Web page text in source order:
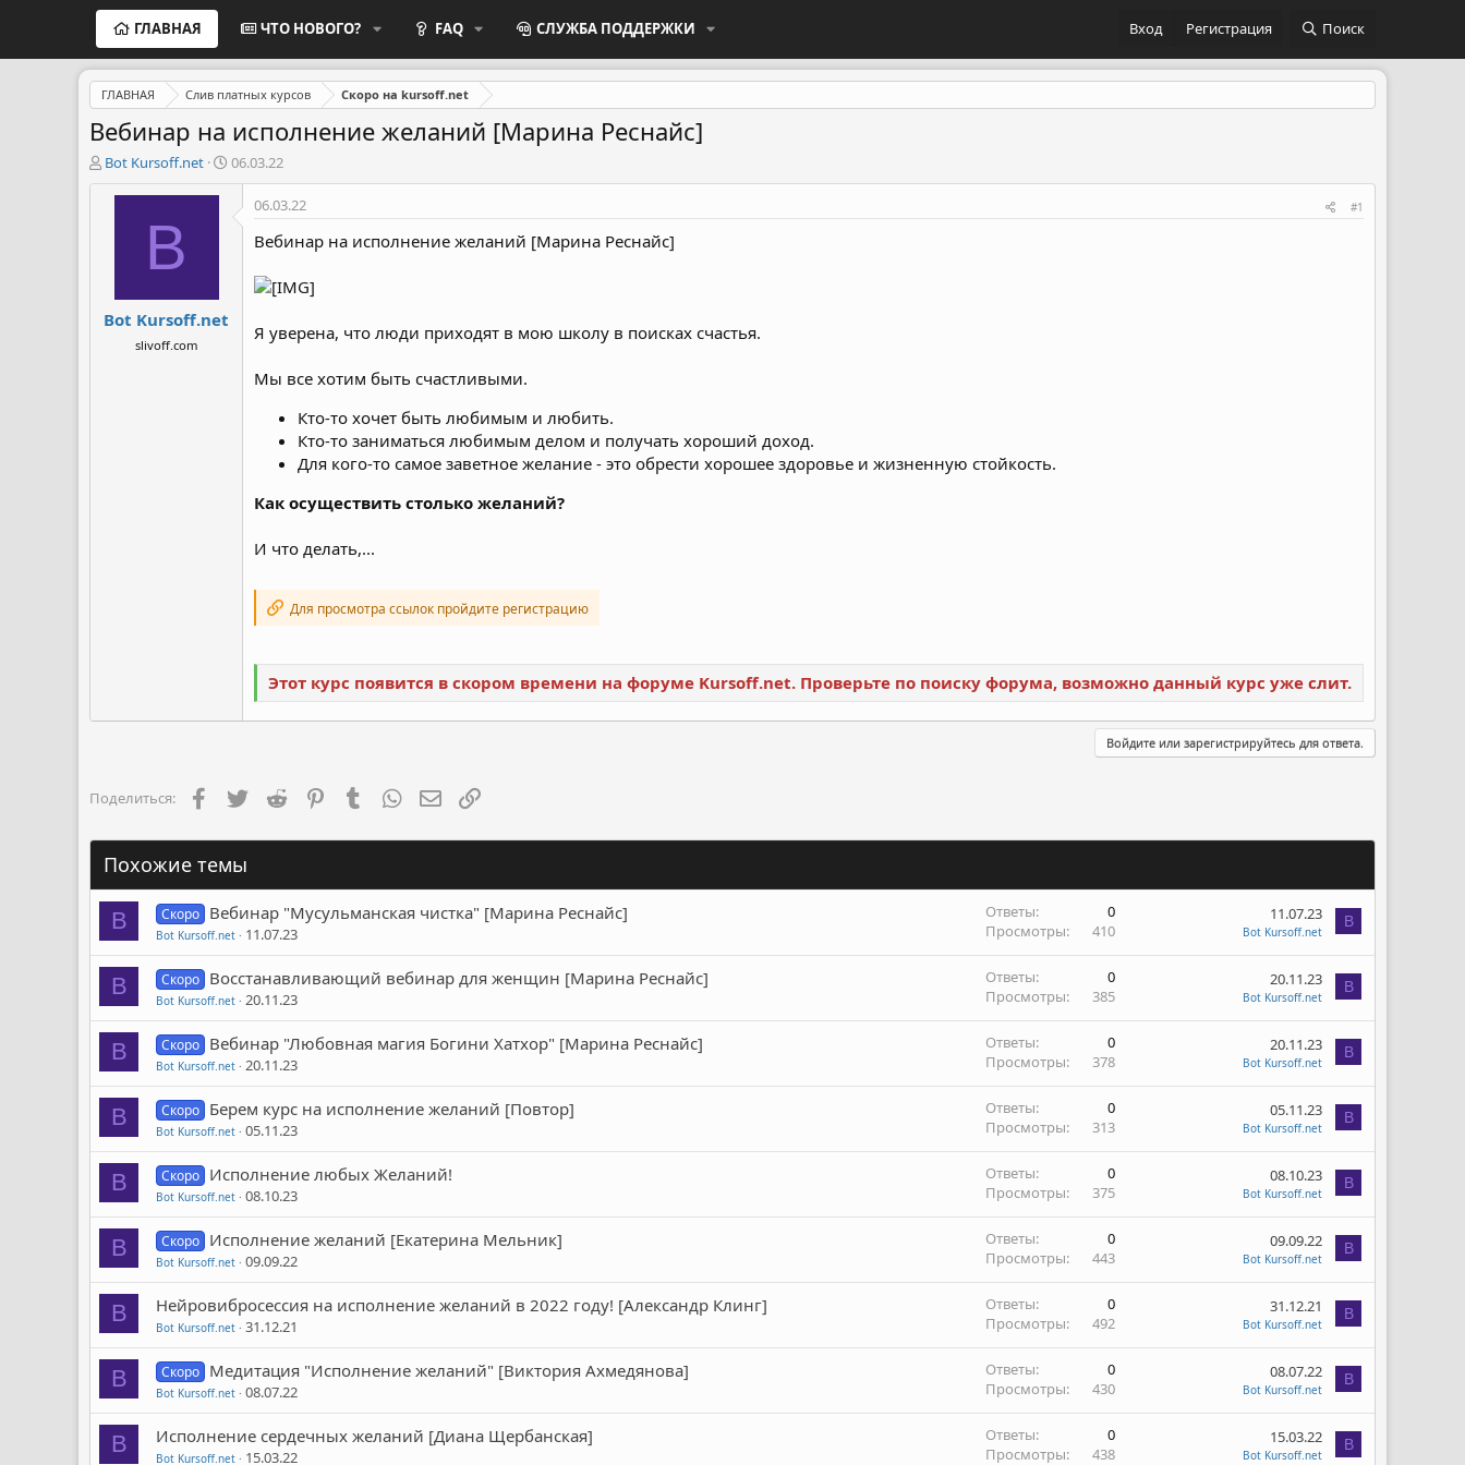
ГЛАВНАЯ ЧТО НОВОГО? FAQ СЛУЖБА ПОДДЕРЖКИ Вход Регистрация Поиск
ГЛАВНАЯ Слив платных курсов Скоро на kursoff.net
Вебинар на исполнение желаний [Марина Реснайс]
А
в
ы
Bot Kursoff.net
Д
а
а
06.03.22
B
Bot Kursoff.net
slivoff.com
06.03.22 #1
Вебинар на исполнение желаний [Марина Реснайс]
Я уверена, что люди приходят в мою школу в поисках счастья.
Мы все хотим быть счастливыми.⠀
Кто-то хочет быть любимым и любить.
Кто-то заниматься любимым делом и получать хороший доход.
Для кого-то самое заветное желание - это обрести хорошее здоровье и жизненную стойкость.⠀
Как осуществить столько желаний?
И что делать,...
Для просмотра ссылок пройдите регистрацию
Этот курс появится в скором времени на форуме Kursoff.net. Проверьте по поиску форума, возможно данный курс уже слит.
Войдите или зарегистрируйтесь для ответа.
Поделиться: FacebookTwitter Reddit PinterestTumblr WhatsAppЭлектронная почта
Похожие темы
B Скоро Вебинар "Мусульманская чистка" [Марина Реснайс]
Bot Kursoff.net 11.07.23
Ответы
0
Просмотры
410
11.07.23
Bot Kursoff.net
B
B Скоро Восстанавливающий вебинар для женщин [Марина Реснайс]
Bot Kursoff.net 20.11.23
Ответы
0
Просмотры
385
20.11.23
Bot Kursoff.net
B
B Скоро Вебинар "Любовная магия Богини Хатхор" [Марина Реснайс]
Bot Kursoff.net 20.11.23
Ответы
0
Просмотры
378
20.11.23
Bot Kursoff.net
B
B Скоро Берем курс на исполнение желаний [Повтор]
Bot Kursoff.net 05.11.23
Ответы
0
Просмотры
313
05.11.23
Bot Kursoff.net
B
B Скоро Исполнение любых Желаний!
Bot Kursoff.net 08.10.23
Ответы
0
Просмотры
375
08.10.23
Bot Kursoff.net
B
B Скоро Исполнение желаний [Екатерина Мельник]
Bot Kursoff.net 09.09.22
Ответы
0
Просмотры
443
09.09.22
Bot Kursoff.net
B
B Нейровибросессия на исполнение желаний в 2022 году! [Александр Клинг]
Bot Kursoff.net 31.12.21
Ответы
0
Просмотры
492
31.12.21
Bot Kursoff.net
B
B Скоро Медитация "Исполнение желаний" [Виктория Ахмедянова]
Bot Kursoff.net 08.07.22
Ответы
0
Просмотры
430
08.07.22
Bot Kursoff.net
B
B Исполнение сердечных желаний [Диана Щербанская]
Bot Kursoff.net 15.03.22
Ответы
0
Просмотры
438
15.03.22
Bot Kursoff.net
B